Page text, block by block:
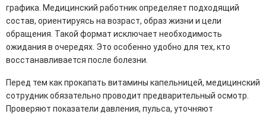
графика. Медицинский работник определяет подходящий
состав, ориентируясь на возраст, образ жизни и цели
обращения. Такой формат исключает необходимость
ожидания в очередях. Это особенно удобно для тех, кто
восстанавливается после болезни.
Перед тем как прокапать витамины капельницей, медицинский
сотрудник обязательно проводит предварительный осмотр.
Проверяют показатели давления, пульса, уточняют